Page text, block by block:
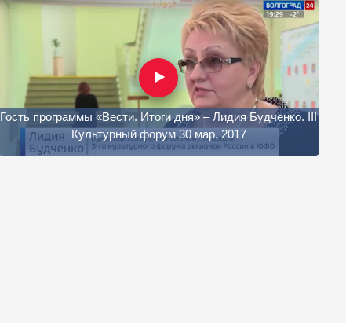
Гость программы «Вести. Итоги дня» – Лидия Будченко. III
Культурный форум 30 мар. 2017